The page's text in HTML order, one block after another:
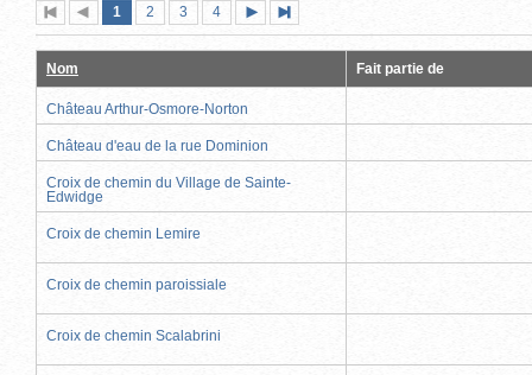
Première
page
Page
précédente
Page
1 (page
actuelle)
Page
2 Page
3 Page
4
suivante
page
Nom Fait partie de
Château Arthur-Osmore-Norton
Château d'eau de la rue Dominion
Croix de chemin du Village de Sainte-
Edwidge
Croix de chemin Lemire
Croix de chemin paroissiale
Croix de chemin Scalabrini